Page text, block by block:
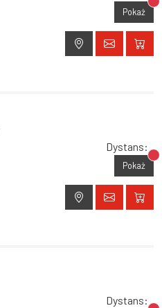
Pokaż
Dystans:
Pokaż
Dystans: